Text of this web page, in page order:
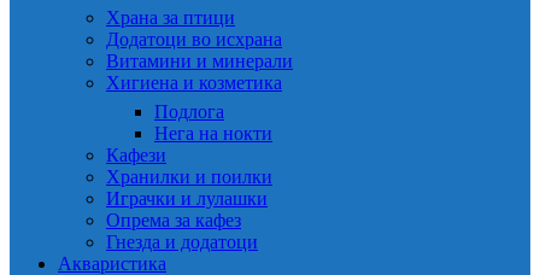
Храна за птици
Додатоци во исхрана
Витамини и минерали
Хигиена и козметика
Подлога
Нега на нокти
Кафези
Хранилки и поилки
Играчки и лулашки
Опрема за кафез
Гнезда и додатоци
Акваристика